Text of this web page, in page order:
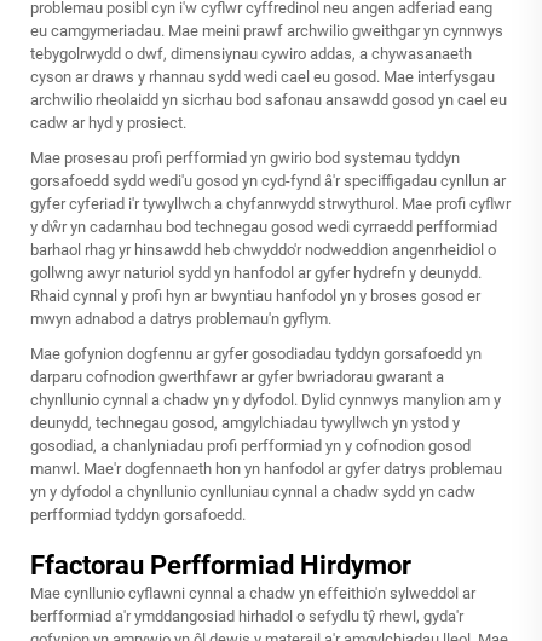
problemau posibl cyn i'w cyflwr cyffredinol neu angen adferiad eang
eu camgymeriadau. Mae meini prawf archwilio gweithgar yn cynnwys
tebygolrwydd o dwf, dimensiynau cywiro addas, a chywasanaeth
cyson ar draws y rhannau sydd wedi cael eu gosod. Mae interfysgau
archwilio rheolaidd yn sicrhau bod safonau ansawdd gosod yn cael eu
cadw ar hyd y prosiect.
Mae prosesau profi perfformiad yn gwirio bod systemau tyddyn
gorsafoedd sydd wedi'u gosod yn cyd-fynd â'r speciffigadau cynllun ar
gyfer cyferiad i'r tywyllwch a chyfanrwydd strwythurol. Mae profi cyflwr
y dŵr yn cadarnhau bod technegau gosod wedi cyrraedd perfformiad
barhaol rhag yr hinsawdd heb chwyddo'r nodweddion angenrheidiol o
gollwng awyr naturiol sydd yn hanfodol ar gyfer hydrefn y deunydd.
Rhaid cynnal y profi hyn ar bwyntiau hanfodol yn y broses gosod er
mwyn adnabod a datrys problemau'n gyflym.
Mae gofynion dogfennu ar gyfer gosodiadau tyddyn gorsafoedd yn
darparu cofnodion gwerthfawr ar gyfer bwriadorau gwarant a
chynllunio cynnal a chadw yn y dyfodol. Dylid cynnwys manylion am y
deunydd, technegau gosod, amgylchiadau tywyllwch yn ystod y
gosodiad, a chanlyniadau profi perfformiad yn y cofnodion gosod
manwl. Mae'r dogfennaeth hon yn hanfodol ar gyfer datrys problemau
yn y dyfodol a chynllunio cynlluniau cynnal a chadw sydd yn cadw
perfformiad tyddyn gorsafoedd.
Ffactorau Perfformiad Hirdymor
Mae cynllunio cyflawni cynnal a chadw yn effeithio'n sylweddol ar
berfformiad a'r ymddangosiad hirhadol o sefydlu tŷ rhewl, gyda'r